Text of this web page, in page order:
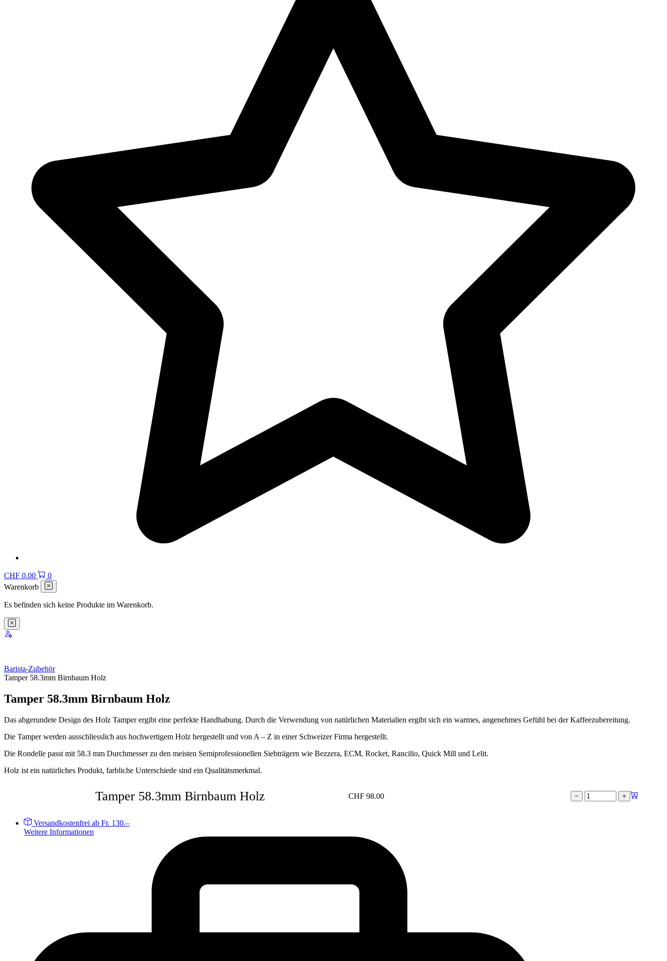
CHF 0.00
0
Warenkorb
Es befinden sich keine Produkte im Warenkorb.
Barista-Zubehör
Tamper 58.3mm Birnbaum Holz
Tamper 58.3mm Birnbaum Holz
Das abgerundete Design des Holz Tamper ergibt eine perfekte Handhabung. Durch die Verwendung von natürlichen Materialien ergibt sich ein warmes, angenehmes Gefühl bei der Kaffeezubereitung.
Die Tamper werden ausschliesslich aus hochwertigem Holz hergestellt und von A – Z in einer Schweizer Firma hergestellt.
Die Rondelle passt mit 58.3 mm Durchmesser zu den meisten Semiprofessionellen Siebträgern wie Bezzera, ECM, Rocket, Rancilio, Quick Mill und Lelit.
Holz ist ein natürliches Produkt, farbliche Unterschiede sind ein Qualitätsmerkmal.
Tamper 58.3mm Birnbaum Holz CHF 98.00 − +
Versandkostenfrei ab Fr. 130.–
Weitere Informationen